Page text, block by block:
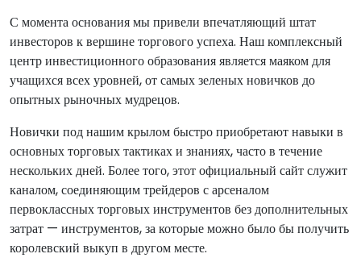
С момента основания мы привели впечатляющий штат
инвесторов к вершине торгового успеха. Наш комплексный
центр инвестиционного образования является маяком для
учащихся всех уровней, от самых зеленых новичков до
опытных рыночных мудрецов.
Новички под нашим крылом быстро приобретают навыки в
основных торговых тактиках и знаниях, часто в течение
нескольких дней. Более того, этот официальный сайт служит
каналом, соединяющим трейдеров с арсеналом
первоклассных торговых инструментов без дополнительных
затрат — инструментов, за которые можно было бы получить
королевский выкуп в другом месте.